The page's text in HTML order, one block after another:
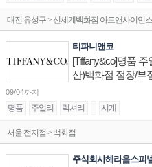
대전 유성구 > 신세계백화점 아트앤사이언
티파니앤코
[Tiffany&co]명품
산)백화점 점장/부
09/04까지
명품 주얼리 럭셔리 시계
서울 전지점 > 백화점
주식회사헤라음스피